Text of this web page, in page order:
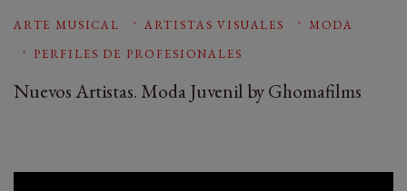
ARTE MUSICAL ARTISTAS VISUALES
MODA
PERFILES DE PROFESIONALES
Nuevos Artistas. Moda Juvenil by Ghomafilms